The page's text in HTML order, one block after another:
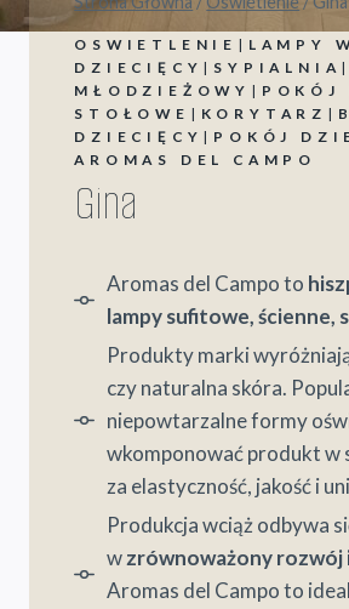
OSWIETLENIE | LAMPY
DZIECIĘCY | SYPIALNIA |
MŁODZIEŻOWY | POKÓJ
STOŁOWE | KORYTARZ |
DZIECIĘCY | POKÓJ
AROMAS DEL CAMPO
Gina
Aromas del Campo to
lampy sufitowe, ścienne,
Produkty marki
czy naturalna skóra.
niepowtarzalne formy
wkomponować produkt w
za elastyczność, jakość i
Produkcja wciąż odbywa
wzrównoważony
Aromas del Campo to